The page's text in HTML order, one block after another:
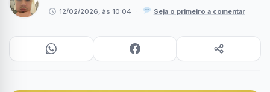
12/02/2026, às 10:04 · Seja o primeiro a comentar